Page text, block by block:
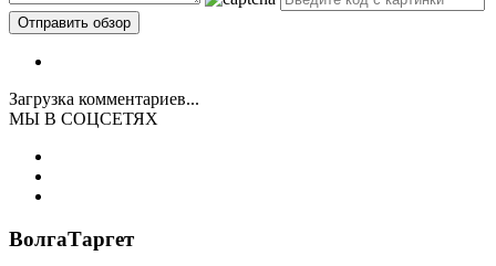
Загрузка комментариев...
МЫ В СОЦСЕТЯХ
ВолгаТаргет